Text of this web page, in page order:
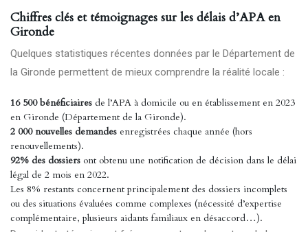
Chiffres clés et témoignages sur les délais d’APA en
Gironde
Quelques statistiques récentes données par le Département de
la Gironde permettent de mieux comprendre la réalité locale :
16 500 bénéficiaires de l’APA à domicile ou en établissement en 2023
en Gironde (Département de la Gironde).
2 000 nouvelles demandes enregistrées chaque année (hors
renouvellements).
92% des dossiers ont obtenu une notification de décision dans le délai
légal de 2 mois en 2022.
Les 8% restants concernent principalement des dossiers incomplets
ou des situations évaluées comme complexes (nécessité d’expertise
complémentaire, plusieurs aidants familiaux en désaccord…).